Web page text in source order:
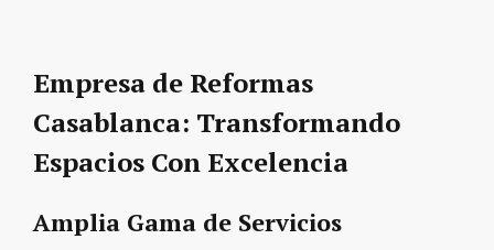
Empresa de Reformas
Casablanca: Transformando
Espacios Con Excelencia
Amplia Gama de Servicios